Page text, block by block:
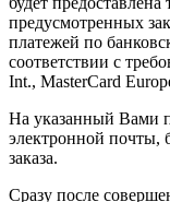
предусмотренных
платежей по
соответствии с
Int., MasterCard
На указанный Вами
электронной почты,
заказа.
Сразу после